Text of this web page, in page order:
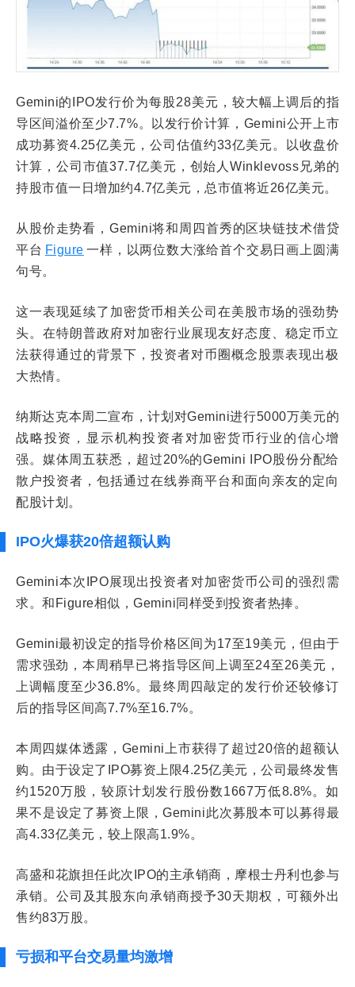
Gemini的IPO发行价为每股28美元，较大幅上调后的指
导区间溢价至少7.7%。以发行价计算，Gemini公开上市
成功募资4.25亿美元，公司估值约33亿美元。以收盘价
计算，公司市值37.7亿美元，创始人Winklevoss兄弟的
持股市值一日增加约4.7亿美元，总市值将近26亿美元。
从股价走势看，Gemini将和周四首秀的区块链技术借贷
平台 Figure 一样，以两位数大涨给首个交易日画上圆满
句号。
这一表现延续了加密货币相关公司在美股市场的强劲势
头。在特朗普政府对加密行业展现友好态度、稳定币立
法获得通过的背景下，投资者对币圈概念股票表现出极
大热情。
纳斯达克本周二宣布，计划对Gemini进行5000万美元的
战略投资，显示机构投资者对加密货币行业的信心增
强。媒体周五获悉，超过20%的Gemini IPO股份分配给
散户投资者，包括通过在线券商平台和面向亲友的定向
配股计划。
IPO火爆获20倍超额认购
Gemini本次IPO展现出投资者对加密货币公司的强烈需
求。和Figure相似，Gemini同样受到投资者热捧。
Gemini最初设定的指导价格区间为17至19美元，但由于
需求强劲，本周稍早已将指导区间上调至24至26美元，
上调幅度至少36.8%。最终周四敲定的发行价还较修订
后的指导区间高7.7%至16.7%。
本周四媒体透露，Gemini上市获得了超过20倍的超额认
购。由于设定了IPO募资上限4.25亿美元，公司最终发售
约1520万股，较原计划发行股份数1667万低8.8%。如
果不是设定了募资上限，Gemini此次募股本可以募得最
高4.33亿美元，较上限高1.9%。
高盛和花旗担任此次IPO的主承销商，摩根士丹利也参与
承销。公司及其股东向承销商授予30天期权，可额外出
售约83万股。
亏损和平台交易量均激增